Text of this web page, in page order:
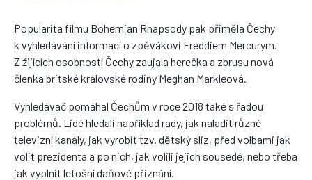
Popularita filmu Bohemian Rhapsody pak přiměla Čechy
k vyhledávání informací o zpěvákovi Freddiem Mercurym.
Z žijících osobností Čechy zaujala herečka a zbrusu nová
členka britské královské rodiny Meghan Markleová.
Vyhledávač pomáhal Čechům v roce 2018 také s řadou
problémů. Lidé hledali například rady, jak naladit různé
televizní kanály, jak vyrobit tzv. dětský sliz, před volbami jak
volit prezidenta a po nich, jak volili jejich sousedé, nebo třeba
jak vyplnit letošní daňové přiznání.